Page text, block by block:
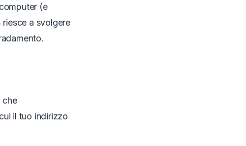
(e
riesce a svolgere
che
il tuo indirizzo